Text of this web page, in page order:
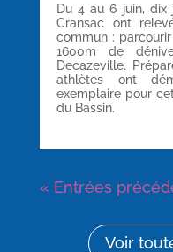
Du 4 au 6 juin, dix
Cransac ont
commun :
1600m de
Decazeville.
athlètes ont
exemplaire pour
du Bassin.
« Entrées
Voir